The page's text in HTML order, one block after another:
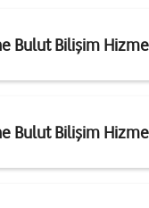
Bulut Bilişim
Bulut Bilişim